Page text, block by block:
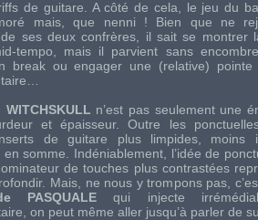
de guitare. A côté de cela, le jeu du
mais, que nenni ! Bien que ne
de ses deux confrères, il sait se montrer
tempo, mais il parvient sans
break ou engager une (relative) pointe
WITCHSKULL n’est pas seulement une
et épaisseur. Outre les
de guitare plus limpides, moins
en somme. Indéniablement, l’idée de
de touches plus contrastées
Mais, ne nous y trompons pas,
PASQUALE qui injecte
on peut même aller jusqu’à parler de